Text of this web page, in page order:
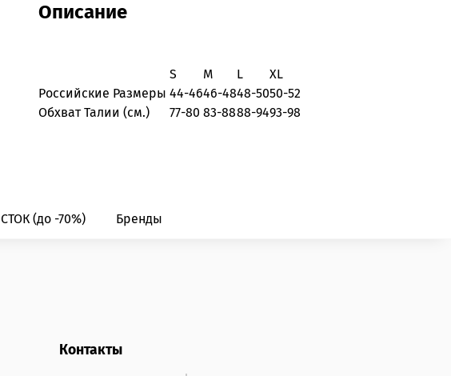
Описание
S M L
XL
Российские Размеры 44-4646-4848-5050-52
Обхват Талии (см.)
77-80 83-8888-9493-98
СТОК (до -70%) Бренды
Контакты